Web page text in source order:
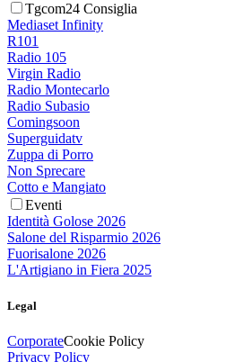
Tgcom24 Consiglia
Mediaset Infinity
R101
Radio 105
Virgin Radio
Radio Montecarlo
Radio Subasio
Comingsoon
Superguidatv
Zuppa di Porro
Non Sprecare
Cotto e Mangiato
Eventi
Identità Golose 2026
Salone del Risparmio 2026
Fuorisalone 2026
L'Artigiano in Fiera 2025
Legal
CorporateCookie Policy
Privacy Policy